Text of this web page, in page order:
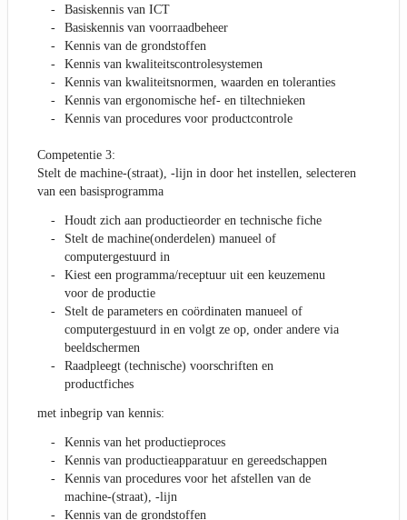
Basiskennis van ICT
Basiskennis van voorraadbeheer
Kennis van de grondstoffen
Kennis van kwaliteitscontrolesystemen
Kennis van kwaliteitsnormen, waarden en toleranties
Kennis van ergonomische hef- en tiltechnieken
Kennis van procedures voor productcontrole
Competentie 3:
Stelt de machine-(straat), -lijn in door het instellen, selecteren
van een basisprogramma
Houdt zich aan productieorder en technische fiche
Stelt de machine(onderdelen) manueel of
computergestuurd in
Kiest een programma/receptuur uit een keuzemenu
voor de productie
Stelt de parameters en coördinaten manueel of
computergestuurd in en volgt ze op, onder andere via
beeldschermen
Raadpleegt (technische) voorschriften en
productfiches
met inbegrip van kennis:
Kennis van het productieproces
Kennis van productieapparatuur en gereedschappen
Kennis van procedures voor het afstellen van de
machine-(straat), -lijn
Kennis van de grondstoffen